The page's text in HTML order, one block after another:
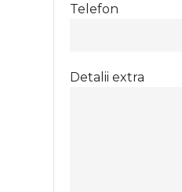
Telefon
Detalii extra